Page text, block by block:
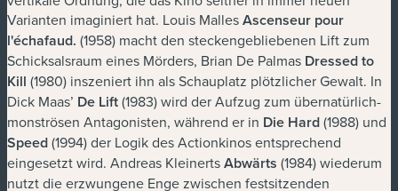
Varianten imaginiert hat. Louis MallesAscenseur pour
l'échafaud. (1958) macht den steckengebliebenen Lift zum
Schicksalsraum eines Mörders, Brian De Palmas Dressed to
Kill (1980) inszeniert ihn als Schauplatz plötzlicher Gewalt. In
Dick Maas’ De Lift(1983) wird der Aufzug zum übernatürlich-
monströsen Antagonisten, während er in Die Hard(1988) und
Speed(1994) der Logik des Actionkinos entsprechend
eingesetzt wird. Andreas KleinertsAbwärts (1984) wiederum
nutzt die erzwungene Enge zwischen festsitzenden